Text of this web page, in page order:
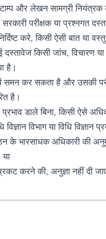
और लेखन सामग्री नियंत्रक
परीक्षक या प्रश्नगत
करे, किसी ऐसी बात या
दस्तावेज किसी जांच, विचारण
है।
समन कर सकता है और उसकी
है।
डाले बिना, किसी ऐसे
विभाग या विधि विज्ञान
के भारसाधक अधिकारी की
करने की, अनुज्ञा नहीं दी